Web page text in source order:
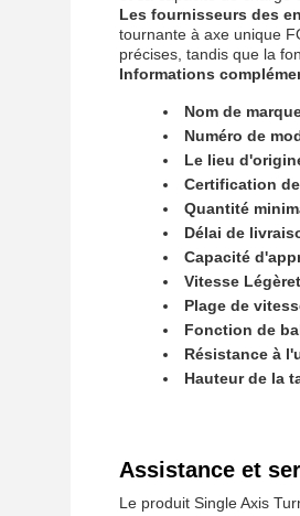
Les fournisseurs des
tournante à axe unique
précises, tandis que la
Informations
Nom de
Numéro de
Le lieu
Certification
Quantité
Délai de
Capacité
Vitesse
Plage de
Fonction de
Résistance à
Hauteur de la
Assistance et
Le produit Single Axis